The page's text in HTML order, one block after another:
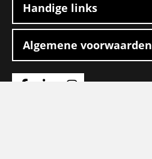
Handige links
Algemene voorwaarden